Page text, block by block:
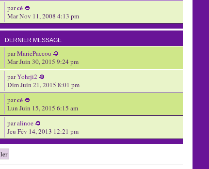
parcé
Mar Nov 11, 2008 4:13 pm
DERNIER MESSAGE
parMariePaccou
Mar Juin 30, 2015 9:24 pm
parYohrji2
Dim Juin 21, 2015 8:01 pm
parcé
Lun Juin 15, 2015 6:15 am
paralinoe
Jeu Fév 14, 2013 12:21 pm